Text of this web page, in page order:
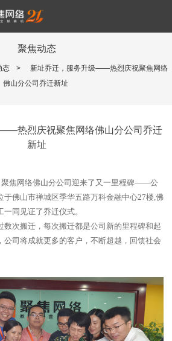
聚焦动态
态 >
新址乔迁，服务升级——热烈庆祝聚焦网络
佛山分公司乔迁新址
热烈庆祝聚焦网络佛山分公司乔迁
新址
聚焦网络佛山分公司迎来了又一里程碑——公
于佛山市禅城区季华五路万科金融中心27楼,佛
同见证了乔迁仪式。
数次搬迁，每次搬迁都是公司新的里程碑和起
公司将成就更多的客户，不断超越，回馈社会